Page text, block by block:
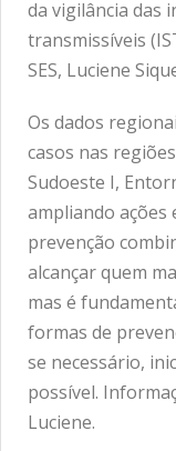
da vigilância das
transmissíveis
SES, Luciene
Os dados
casos nas
Sudoeste I,
ampliando ações
prevenção
alcançar quem
mas é
formas de
se necessário,
possível.
Luciene.